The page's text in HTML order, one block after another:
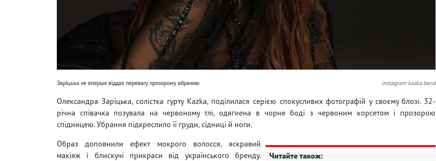
Заріцька не вперше віддає перевагу прозорому вбранню instagram kazka.band
Олександра Заріцька, солістка гурту Kazka, поділилася серією спокусливих фотографій у своєму блозі. 32-
річна співачка позувала на червоному тлі, одягнена в чорне боді з червоним корсетом і прозорою
спідницею. Убрання підкреслило її груди, сідниці й ноги.
Читайте також:
Образ доповнили ефект мокрого волосся, яскравий
макіяж і блискучі прикраси від українського бренду.